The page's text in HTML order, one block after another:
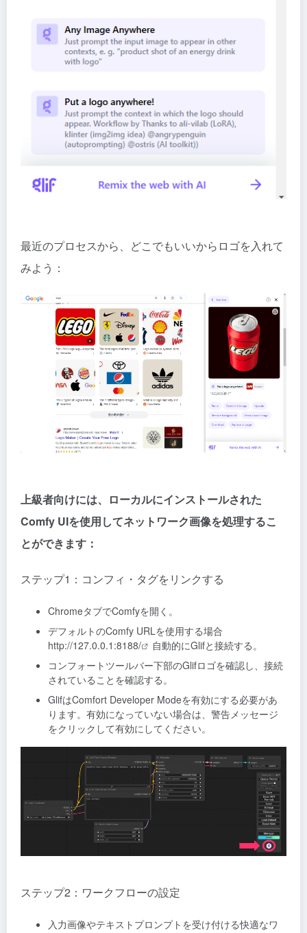
最近のプロセスから、どこでもいいからロゴを入れて
みよう：
上級者向けには、ローカルにインストールされた
Comfy UIを使用してネットワーク画像を処理するこ
とができます：
ステップ1：コンフィ・タグをリンクする
ChromeタブでComfyを開く。
デフォルトのComfy URLを使用する場合
http://127.0.0.1:8188/
自動的にGlifと接続する。
コンフォートツールバー下部のGlifロゴを確認し、接続
されていることを確認する。
GlifはComfort Developer Modeを有効にする必要があ
ります。有効になっていない場合は、警告メッセージ
をクリックして有効にしてください。
ステップ2：ワークフローの設定
入力画像やテキストプロンプトを受け付ける快適なワ